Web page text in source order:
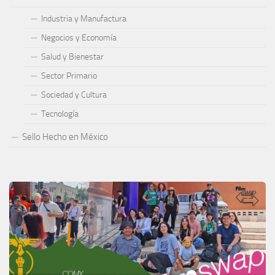
Industria y Manufactura
Negocios y Economía
Salud y Bienestar
Sector Primario
Sociedad y Cultura
Tecnología
Sello Hecho en México